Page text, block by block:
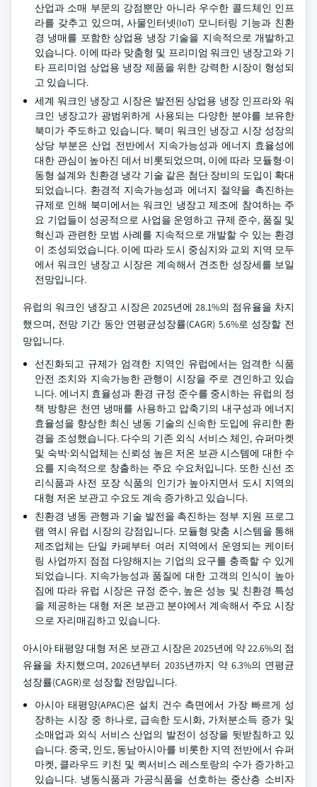
산업과 소매 부문의 강점뿐만 아니라 우수한 콜드체인 인프
라를 갖추고 있으며, 사물인터넷(IoT) 모니터링 기능과 친환
경 냉매를 포함한 상업용 냉장 기술을 지속적으로 개발하고
있습니다. 이에 따라 맞춤형 및 프리미엄 워크인 냉장고와 기
타 프리미엄 상업용 냉장 제품을 위한 강력한 시장이 형성되
고 있습니다.
세계 워크인 냉장고 시장은 발전된 상업용 냉장 인프라와 워
크인 냉장고가 광범위하게 사용되는 다양한 분야를 보유한
북미가 주도하고 있습니다. 북미 워크인 냉장고 시장 성장의
상당 부분은 산업 전반에서 지속가능성과 에너지 효율성에
대한 관심이 높아진 데서 비롯되었으며, 이에 따라 모듈형·이
동형 설계와 친환경 냉각 기술 같은 첨단 장비의 도입이 확대
되었습니다. 환경적 지속가능성과 에너지 절약을 촉진하는
규제로 인해 북미에서는 워크인 냉장고 제조에 참여하는 주
요 기업들이 성공적으로 사업을 운영하고 규제 준수, 품질 및
혁신과 관련한 모범 사례를 지속적으로 개발할 수 있는 환경
이 조성되었습니다. 이에 따라 도시 중심지와 교외 지역 모두
에서 워크인 냉장고 시장은 계속해서 견조한 성장세를 보일
전망입니다.
유럽의 워크인 냉장고 시장은 2025년에 28.1%의 점유율을 차지
했으며, 전망 기간 동안 연평균성장률(CAGR) 5.6%로 성장할 전
망입니다.
선진화되고 규제가 엄격한 지역인 유럽에서는 엄격한 식품
안전 조치와 지속가능한 관행이 시장을 주로 견인하고 있습
니다. 에너지 효율성과 환경 규정 준수를 중시하는 유럽의 정
책 방향은 천연 냉매를 사용하고 압축기의 내구성과 에너지
효율성을 향상한 최신 냉동 기술의 신속한 도입에 유리한 환
경을 조성했습니다. 다수의 기존 외식 서비스 체인, 슈퍼마켓
및 숙박·외식업체는 신뢰성 높은 저온 보관 시스템에 대한 수
요를 지속적으로 창출하는 주요 수요처입니다. 또한 신선 조
리식품과 사전 포장 식품의 인기가 높아지면서 도시 지역의
대형 저온 보관고 수요도 계속 증가하고 있습니다.
친환경 냉동 관행과 기술 발전을 촉진하는 정부 지원 프로그
램 역시 유럽 시장의 강점입니다. 모듈형 맞춤 시스템을 통해
제조업체는 단일 카페부터 여러 지역에서 운영되는 케이터
링 사업까지 점점 다양해지는 기업의 요구를 충족할 수 있게
되었습니다. 지속가능성과 품질에 대한 고객의 인식이 높아
짐에 따라 유럽 시장은 규정 준수, 높은 성능 및 친환경 특성
을 제공하는 대형 저온 보관고 분야에서 계속해서 주요 시장
으로 자리매김하고 있습니다.
아시아 태평양 대형 저온 보관고 시장은 2025년에 약 22.6%의 점
유율을 차지했으며, 2026년부터 2035년까지 약 6.3%의 연평균
성장률(CAGR)로 성장할 전망입니다.
아시아 태평양(APAC)은 설치 건수 측면에서 가장 빠르게 성
장하는 시장 중 하나로, 급속한 도시화, 가처분소득 증가 및
소매업과 외식 서비스 산업의 발전이 성장을 뒷받침하고 있
습니다. 중국, 인도, 동남아시아를 비롯한 지역 전반에서 슈퍼
마켓, 클라우드 키친 및 퀵서비스 레스토랑의 수가 증가하고
있습니다. 냉동식품과 가공식품을 선호하는 중산층 소비자